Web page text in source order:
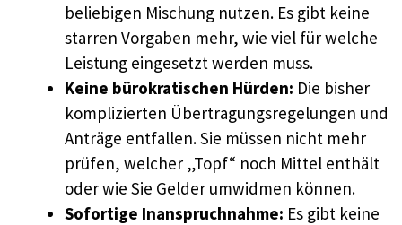
beliebigen Mischung nutzen. Es gibt keine
starren Vorgaben mehr, wie viel für welche
Leistung eingesetzt werden muss.
Keine bürokratischen Hürden: Die bisher
komplizierten Übertragungsregelungen und
Anträge entfallen. Sie müssen nicht mehr
prüfen, welcher „Topf“ noch Mittel enthält
oder wie Sie Gelder umwidmen können.
Sofortige Inanspruchnahme: Es gibt keine